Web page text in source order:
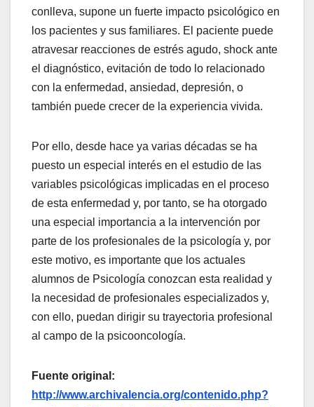
conlleva, supone un fuerte impacto psicológico en
los pacientes y sus familiares. El paciente puede
atravesar reacciones de estrés agudo, shock ante
el diagnóstico, evitación de todo lo relacionado
con la enfermedad, ansiedad, depresión, o
también puede crecer de la experiencia vivida.
Por ello, desde hace ya varias décadas se ha
puesto un especial interés en el estudio de las
variables psicológicas implicadas en el proceso
de esta enfermedad y, por tanto, se ha otorgado
una especial importancia a la intervención por
parte de los profesionales de la psicología y, por
este motivo, es importante que los actuales
alumnos de Psicología conozcan esta realidad y
la necesidad de profesionales especializados y,
con ello, puedan dirigir su trayectoria profesional
al campo de la psicooncología.
Fuente original:
http://www.archivalencia.org/contenido.php?